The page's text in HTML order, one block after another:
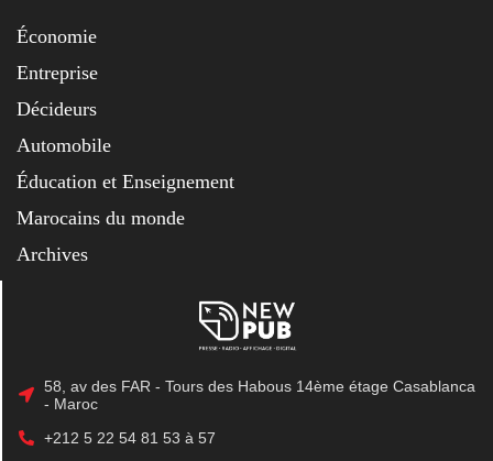
Économie
Entreprise
Décideurs
Automobile
Éducation et Enseignement
Marocains du monde
Archives
58, av des FAR - Tours des Habous 14ème étage Casablanca
- Maroc
+212 5 22 54 81 53 à 57